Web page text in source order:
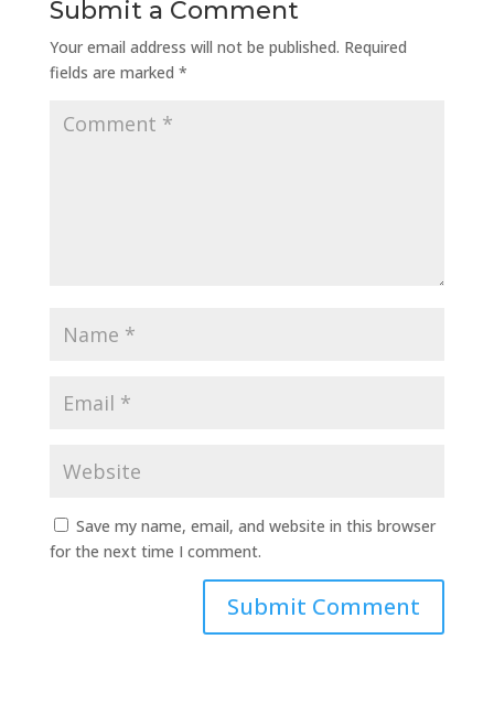
Submit a Comment
Your email address will not be published. Required
fields are marked *
Save my name, email, and website in this browser
for the next time I comment.